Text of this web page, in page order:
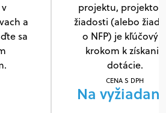
a
sa
projektu,
žiadosti (alebo
o NFP) je
krokom k získaniu
dotácie.
CENA S DPH
Na